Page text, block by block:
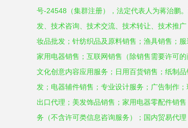
号-24548（集群注册），法定代表人为蒋治鹏
发、技术咨询、技术交流、技术转让、技术推
妆品批发；针纺织品及原料销售；渔具销售；
家用电器销售；互联网销售（除销售需要许可
文化创意内容应用服务；日用百货销售；纸制
发；电器辅件销售；专业设计服务；广告制作
出口代理；美发饰品销售；家用电器零配件销
务（不含许可类信息咨询服务）；国内贸易代